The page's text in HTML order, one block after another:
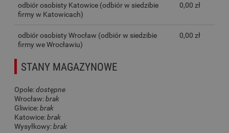
odbiór osobisty Katowice (odbiór w siedzibie
firmy w Katowicach)
0,00 zł
odbiór osobisty Wrocław (odbiór w siedzibie
firmy we Wrocławiu)
0,00 zł
STANY MAGAZYNOWE
Opole:dostępne
Wrocław:brak
Gliwice:brak
Katowice:brak
Wysyłkowy:brak